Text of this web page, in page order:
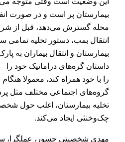
بیمارستان پر است و در صورت
محله گسترش می‌دهد، قبل از
انتقال بمب، دستور تخلیه تمامی
بیمارستان و انتقال بیماران به
داستان گره‌های دراماتیک خود را
را با خود همراه کند، معمولا
گروه‌های اجتماعی مختلف مثل
تخلیه بیمارستان، اغلب حول
چک‌وخنثی ایجاد می‌کند.
مهدی شخصیتی جسور، عملگرا،